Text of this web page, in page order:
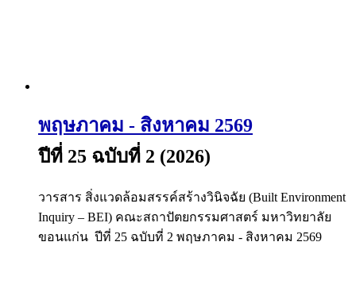
พฤษภาคม - สิงหาคม 2569
ปีที่ 25 ฉบับที่ 2 (2026)
วารสาร สิ่งแวดล้อมสรรค์สร้างวินิจฉัย (Built Environment
Inquiry – BEI) คณะสถาปัตยกรรมศาสตร์ มหาวิทยาลัย
ขอนแก่น ปีที่ 25 ฉบับที่ 2 พฤษภาคม - สิงหาคม 2569